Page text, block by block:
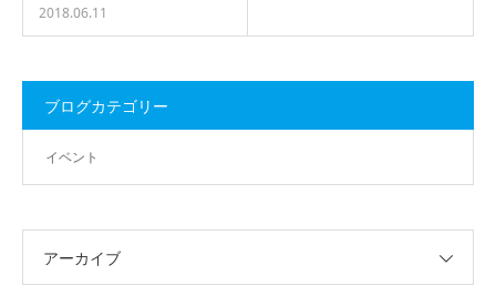
2018.06.11
ブログカテゴリー
イベント
アーカイブ